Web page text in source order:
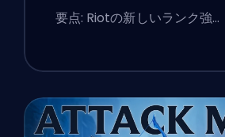
ィングのフラグ
要点: Riotの新しいランク強…